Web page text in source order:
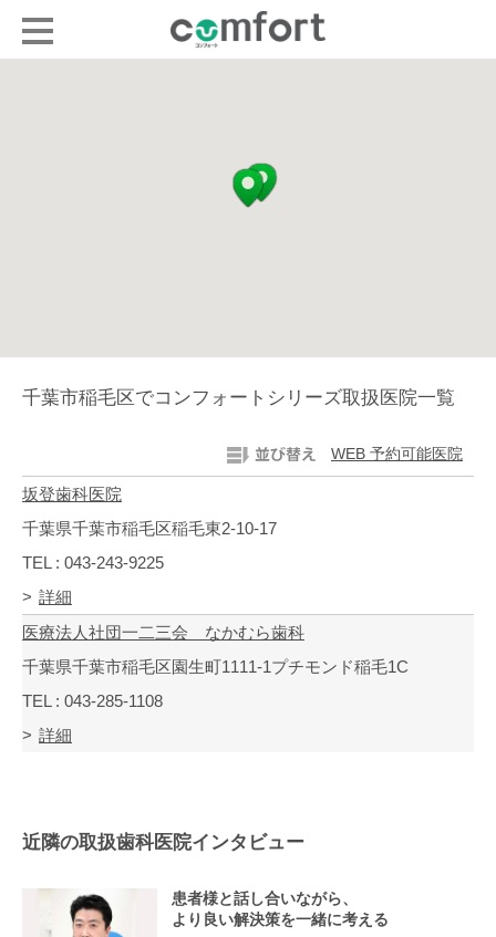
千葉市稲毛区でコンフォートシリーズ取扱医院一覧
WEB 予約可能医院
坂登歯科医院
千葉県千葉市稲毛区稲毛東2-10-17
TEL : 043-243-9225
詳細
医療法人社団一二三会 なかむら歯科
千葉県千葉市稲毛区園生町1111-1プチモンド稲毛1C
TEL : 043-285-1108
詳細
近隣の取扱歯科医院インタビュー
患者様と話し合いながら、
より良い解決策を一緒に考える